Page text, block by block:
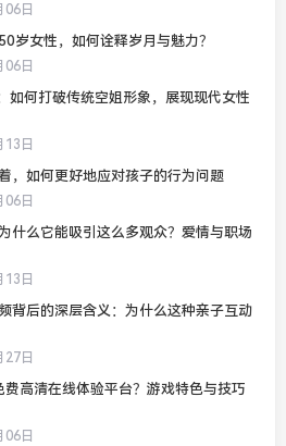
06日
岁女性，如何诠释岁月与魅力？
06日
如何打破传统空姐形象，展现现代女性
13日
，如何更好地应对孩子的行为问题
06日
什么它能吸引这么多观众？爱情与职场
13日
背后的深层含义：为什么这种亲子互动
27日
费高清在线体验平台？游戏特色与技巧
06日